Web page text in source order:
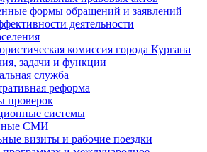
формы обращений и заявлений
деятельности
комиссия города Кургана
задачи и функции
служба
реформа
проверок
системы
СМИ
визиты и рабочие поездки